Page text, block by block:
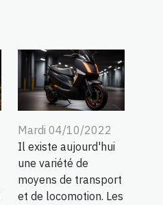
Mardi 04/10/2022
Il existe aujourd'hui
une variété de
moyens de transport
et de locomotion. Les